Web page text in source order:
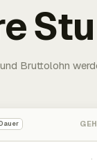
Bruttolohn